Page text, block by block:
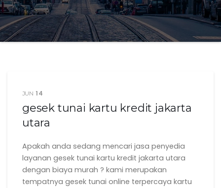
JUN 14
gesek tunai kartu kredit jakarta
utara
Apakah anda sedang mencari jasa penyedia
layanan gesek tunai kartu kredit jakarta utara
dengan biaya murah ? kami merupakan
tempatnya gesek tunai online terpercaya kartu